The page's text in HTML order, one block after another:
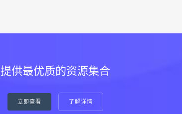
提供最优质的资源集合
立即查看 了解详情